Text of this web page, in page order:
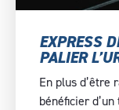
EXPRESS
PALIER
En plus d’être
bénéficier